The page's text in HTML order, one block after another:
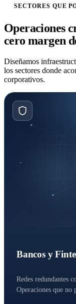
SECTORES QUE
Operaciones
cero margen
Diseñamos
los sectores donde
corporativos.
Bancos y
Redes redundantes
Operaciones que no